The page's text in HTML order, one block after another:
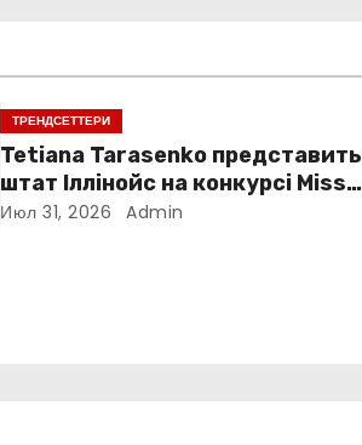
ТРЕНДСЕТТЕРИ
Tetiana Tarasenko представить
штат Іллінойс на конкурсі Miss
America у Маямі
Июл 31, 2026 Admin